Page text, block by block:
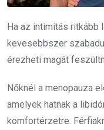
Ha az intimitás ritkább
kevesebbszer
érezheti magát
Nőknél a menopauza
amelyek hatnak a
komfortérzetre.